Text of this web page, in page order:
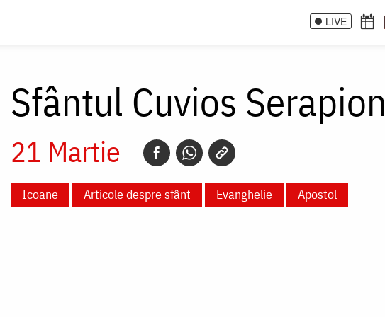
LIVE
Sfântul Cuvios Serapion
21 Martie
Icoane Articole despre sfânt Evanghelie Apostol